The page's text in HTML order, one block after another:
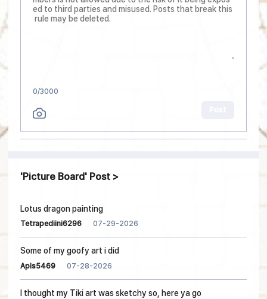
0/3000
Picture Board Post
Lotus dragon painting
Tetrapediini6296 07-29-2026
Some of my goofy art i did
Apis5469 07-28-2026
I thought my Tiki art was sketchy so, here ya go